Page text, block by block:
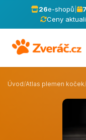
26e-shopů
Ceny
Úvod/Atlas plemen koček/